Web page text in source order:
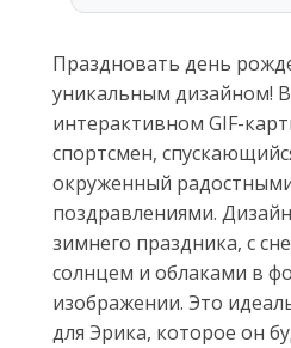
Праздновать день
уникальным дизайном!
интерактивном GIF-
спортсмен,
окруженный
поздравлениями.
зимнего праздника, с
солнцем и облаками в
изображении. Это
для Эрика, которое он